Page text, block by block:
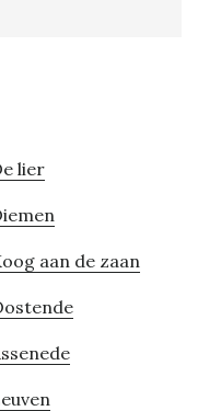
lier
aan de zaan